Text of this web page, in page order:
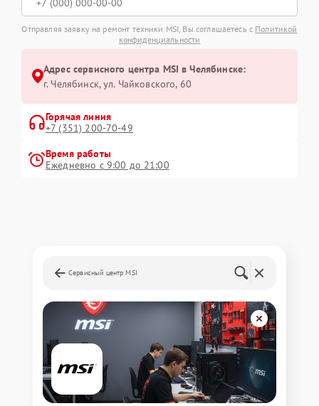
Отправляя заявку на ремонт техники MSI, Вы соглашаетесь с Политикой
конфиденциальности
Адрес сервисного центра MSI в Челябинске:
г. Челябинск, ул. Чайковского, 60
Горячая линия
+7 (351) 200-70-49
Время работы
Ежедневно с 9:00 до 21:00
Сервисный центр MSI